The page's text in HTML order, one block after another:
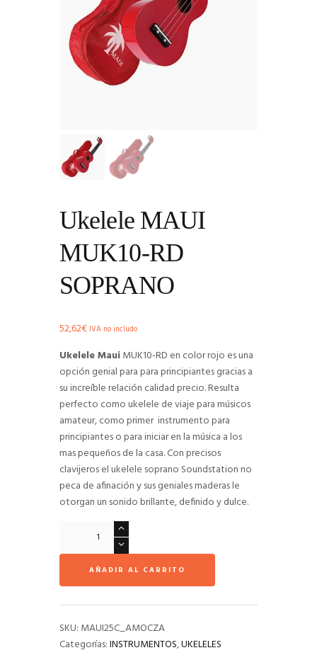
Ukelele MAUI
MUK10-RD
SOPRANO
52,62€ IVA no includo
Ukelele Maui MUK10-RD en color rojo es una
opción genial para para principiantes gracias a
su increíble relación calidad precio. Resulta
perfecto como ukelele de viaje para músicos
amateur, como primer instrumento para
principiantes o para iniciar en la música a los
mas pequeños de la casa. Con precisos
clavijeros el ukelele soprano Soundstation no
peca de afinación y sus geniales maderas le
otorgan un sonido brillante, definido y dulce.
MUK10-
cantidad
AÑADIR AL CARRITO
SKU: MAUI25C_AMOCZA
Categorías:INSTRUMENTOS,UKELELES